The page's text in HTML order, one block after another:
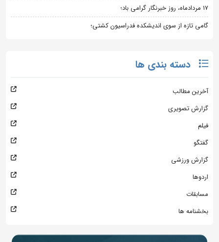
۱۷ مردادماه، روز خبرنگار گرامی باد؛
گامی تازه از سوی اندیشکده فدراسیون کشتی؛
دسته بندی ها
آخرین مطالب
گزارش تصویری
فیلم
گفتگو
گزارش ورزشی
اردوها
مسابقات
بخشنامه ها